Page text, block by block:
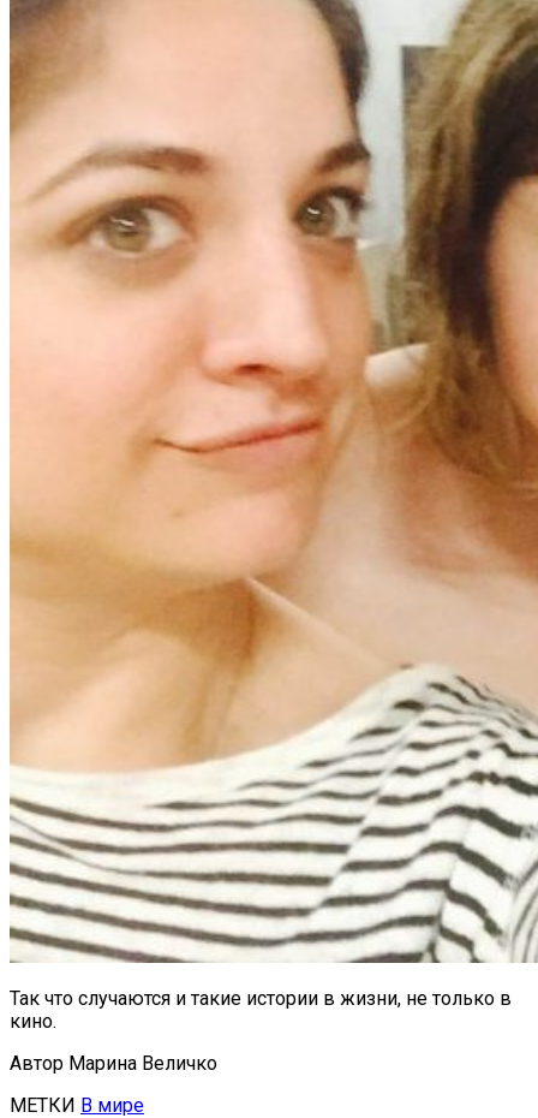
Так что случаются и такие истории в жизни, не только в
кино.
Автор Марина Величко
МЕТКИ В мире